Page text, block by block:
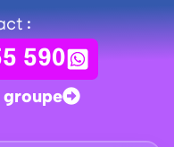
:
590